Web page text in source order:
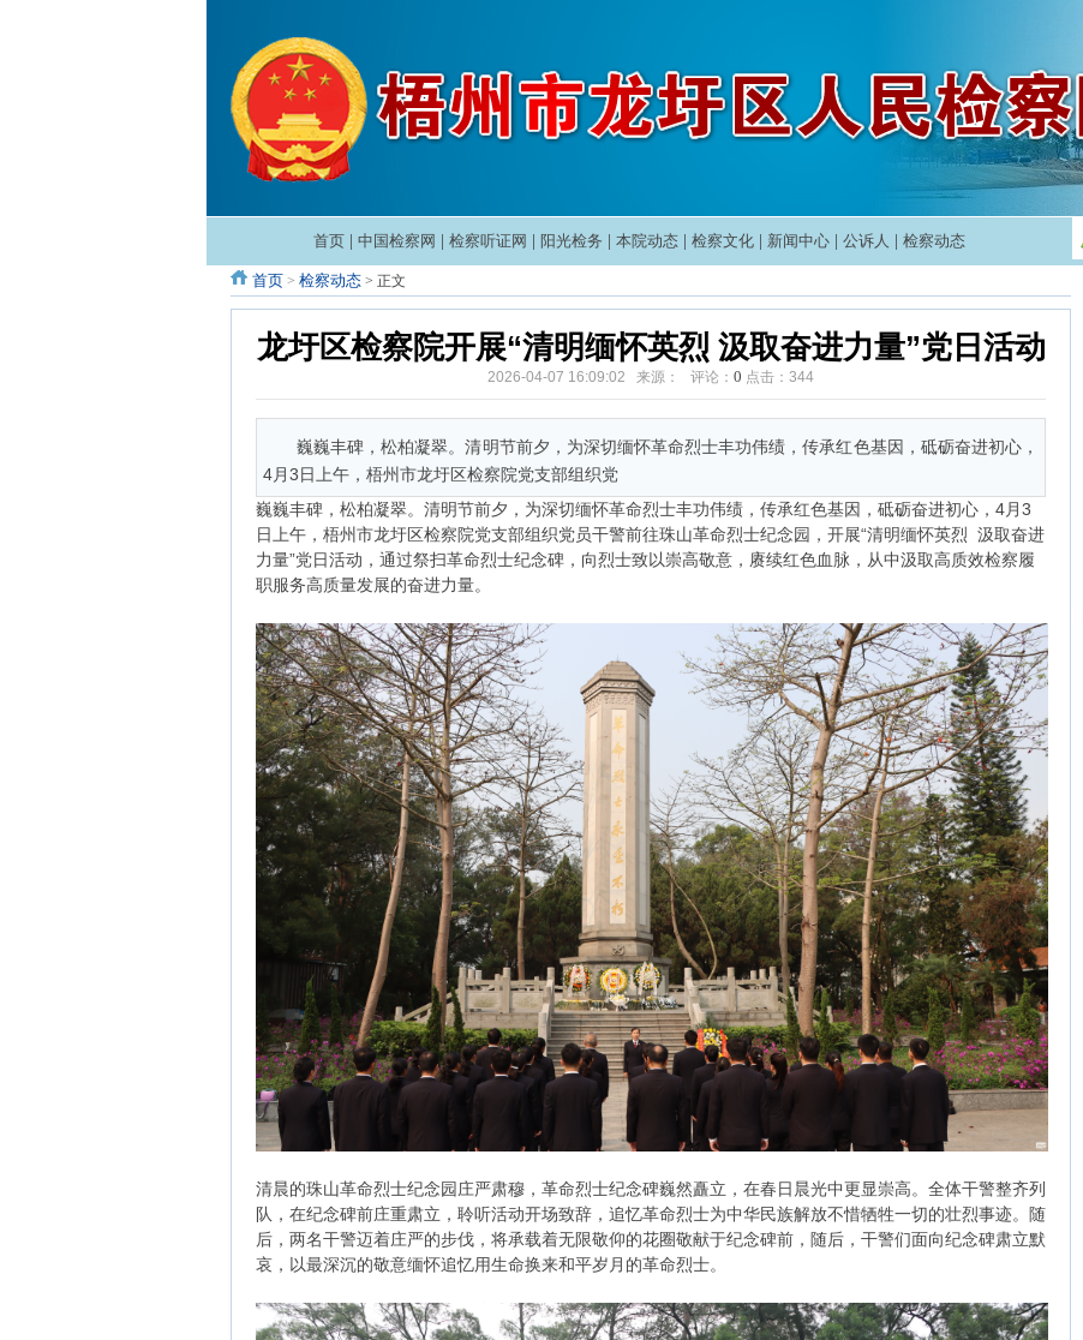
首页 中国检察网 检察听证网 阳光检务 本院动态 检察文化 新闻中心 公诉人 检察动态
首页 > 检察动态 > 正文
龙圩区检察院开展“清明缅怀英烈 汲取奋进力量”党日活动
2026-04-07 16:09:02 来源： 评论： 0 点击： 344
巍巍丰碑，松柏凝翠。清明节前夕，为深切缅怀革命烈士丰功伟绩，传承红色基因，砥砺奋进初心，
4月3日上午，梧州市龙圩区检察院党支部组织党
巍巍丰碑，松柏凝翠。清明节前夕，为深切缅怀革命烈士丰功伟绩，传承红色基因，砥砺奋进初心，4月3
日上午，梧州市龙圩区检察院党支部组织党员干警前往珠山革命烈士纪念园，开展“清明缅怀英烈 汲取奋进
力量”党日活动，通过祭扫革命烈士纪念碑，向烈士致以崇高敬意，赓续红色血脉，从中汲取高质效检察履
职服务高质量发展的奋进力量。
清晨的珠山革命烈士纪念园庄严肃穆，革命烈士纪念碑巍然矗立，在春日晨光中更显崇高。全体干警整齐列
队，在纪念碑前庄重肃立，聆听活动开场致辞，追忆革命烈士为中华民族解放不惜牺牲一切的壮烈事迹。随
后，两名干警迈着庄严的步伐，将承载着无限敬仰的花圈敬献于纪念碑前，随后，干警们面向纪念碑肃立默
哀，以最深沉的敬意缅怀追忆用生命换来和平岁月的革命烈士。